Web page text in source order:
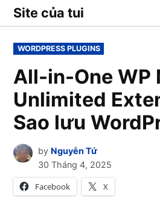
Skip
to
content
Site của tui
POSTED
IN
WORDPRESS PLUGINS
All-in-One WP
Unlimited
Sao lưu
by Nguyễn Tứ
30 Tháng 4, 2025
Facebook X